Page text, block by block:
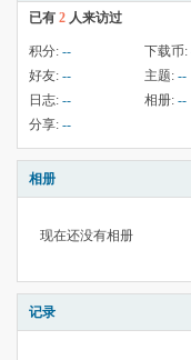
已有 2 人来访过
积分: -- 下载币:
好友: -- 主题: --
日志: -- 相册: --
分享: --
相册
现在还没有相册
记录